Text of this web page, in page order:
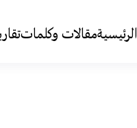
الرئيسيةمقالات وكلمات